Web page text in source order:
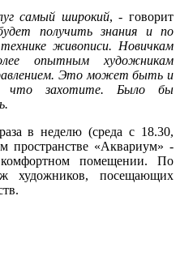
самый широкий, - говорит
получить знания и по
живописи. Новичкам
опытным художникам
Это может быть и
что захотите. Было бы
в неделю (среда с 18.30,
пространстве «Аквариум» -
помещении. По
художников, посещающих